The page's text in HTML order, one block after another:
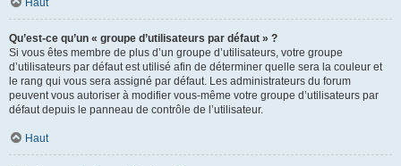
Haut
Qu’est-ce qu’un « groupe d’utilisateurs par défaut » ?
Si vous êtes membre de plus d’un groupe d’utilisateurs, votre groupe
d’utilisateurs par défaut est utilisé afin de déterminer quelle sera la couleur et
le rang qui vous sera assigné par défaut. Les administrateurs du forum
peuvent vous autoriser à modifier vous-même votre groupe d’utilisateurs par
défaut depuis le panneau de contrôle de l’utilisateur.
Haut